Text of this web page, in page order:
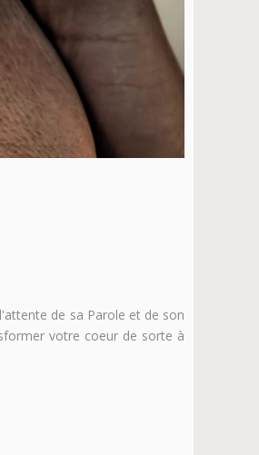
de sa Parole et de son
votre coeur de sorte à